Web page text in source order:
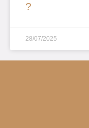
?
28/07/2025